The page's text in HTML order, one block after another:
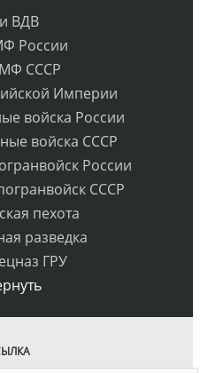
ВДВ
России
СССР
Империи
войска России
войска СССР
России
СССР
пехота
разведка
ГРУ